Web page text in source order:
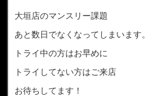
大垣店のマンスリー課題
あと数日でなくなってしまいます。
トライ中の方はお早めに
トライしてない方はご来店
お待ちしてます！